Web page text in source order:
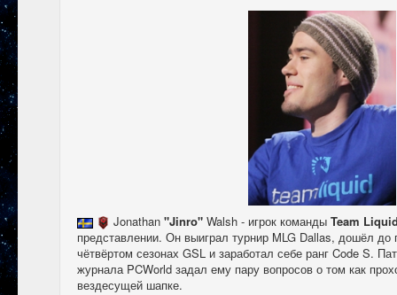
Jonathan "Jinro" Walsh - игрок команды Team
представлении. Он выиграл турнир MLG Dallas, дошёл
чётвёртом сезонах GSL и заработал себе ранг Code S.
журнала PCWorld задал ему пару вопросов о том как
вездесущей шапке.